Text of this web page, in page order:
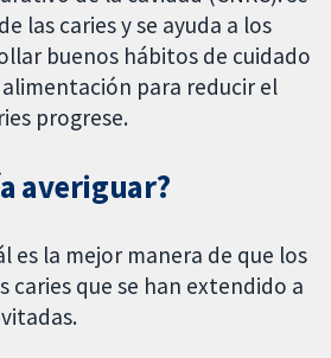
las caries y se ayuda a los
buenos hábitos de cuidado
para reducir el
progrese.
averiguar?
es la mejor manera de que los
que se han extendido a